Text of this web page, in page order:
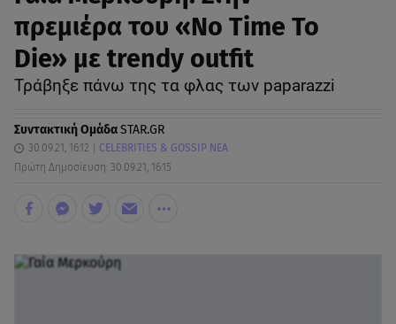
πρεμιέρα του «No Time To
Die» με trendy outfit
Τράβηξε πάνω της τα φλας των paparazzi
Συντακτική ΟμάδαSTAR.GR
30.09.21, 16:12
CELEBRITIES & GOSSIP ΝΕΑ
Πρώτη Δημοσίευση: 30.09.21, 16:15